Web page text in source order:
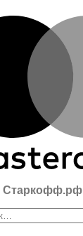
Старкофф.рф